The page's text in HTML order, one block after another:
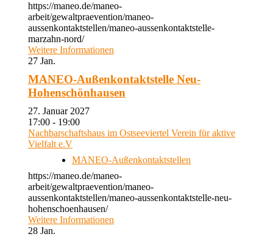
https://maneo.de/maneo-
arbeit/gewaltpraevention/maneo-
aussenkontaktstellen/maneo-aussenkontaktstelle-
marzahn-nord/
Weitere Informationen
27 Jan.
MANEO-Außenkontaktstelle Neu-
Hohenschönhausen
27. Januar 2027
17:00 - 19:00
Nachbarschaftshaus im Ostseeviertel Verein für aktive
Vielfalt e.V
MANEO-Außenkontaktstellen
https://maneo.de/maneo-
arbeit/gewaltpraevention/maneo-
aussenkontaktstellen/maneo-aussenkontaktstelle-neu-
hohenschoenhausen/
Weitere Informationen
28 Jan.